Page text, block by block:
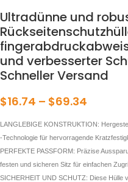
Ultradünne und
und verbesserter
Schneller Versand
$16.74 – $69.34
LANGLEBIGE KONSTRUKTION:
-Technologie für hervorragende
PERFEKTE PASSFORM: Präzise
festen und sicheren Sitz für einfachen
SICHERHEIT UND SCHUTZ: Diese Hülle